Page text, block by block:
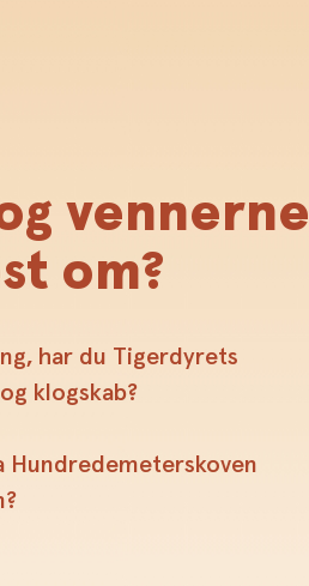
vennerne
om?
har du Tigerdyrets
klogskab?
Hundredemeterskoven